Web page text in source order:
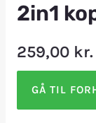
2in1
259,00 kr.
GÅ TIL